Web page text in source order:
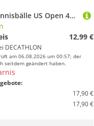
Wilson Tennisbälle US Open 4er-Dose Doppelpack gelb
12,99 €
DECATHLON
am 06.08.2026 um 00:57; der
seitdem geändert haben.
17,90 €
17,90 €